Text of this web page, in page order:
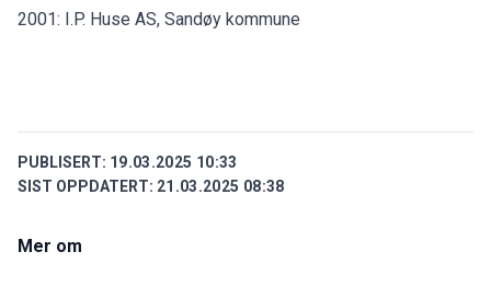
2001: I.P. Huse AS, Sandøy kommune
PUBLISERT: 19.03.2025 10:33
SIST OPPDATERT: 21.03.2025 08:38
Mer om